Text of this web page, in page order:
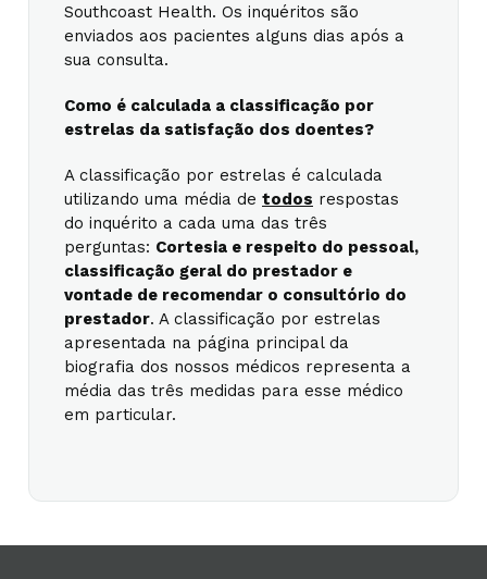
Southcoast Health. Os inquéritos são
enviados aos pacientes alguns dias após a
sua consulta.
Como é calculada a classificação por
estrelas da satisfação dos doentes?
A classificação por estrelas é calculada
utilizando uma média de todos respostas
do inquérito a cada uma das três
perguntas: Cortesia e respeito do pessoal,
classificação geral do prestador e
vontade de recomendar o consultório do
prestador. A classificação por estrelas
apresentada na página principal da
biografia dos nossos médicos representa a
média das três medidas para esse médico
em particular.